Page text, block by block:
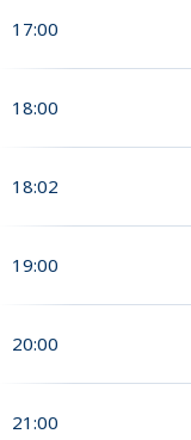
17:00
18:00
18:02
19:00
20:00
21:00